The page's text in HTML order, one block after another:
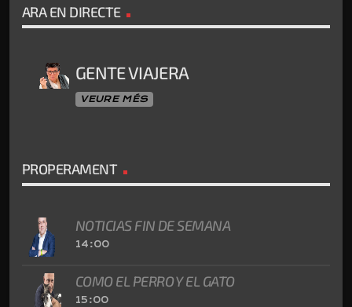
ARA EN DIRECTE
GENTE VIAJERA
VEURE MÉS
PROPERAMENT
NOTICIAS FIN DE SEMANA
14:00
COMO EL PERRO Y EL GATO
15:00